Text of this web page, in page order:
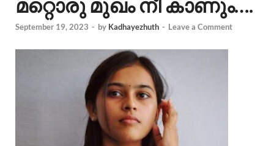
മറ്റൊരു മുഖം നീ കാണും….
September 19, 2023 - by Kadhayezhuth - Leave a Comment